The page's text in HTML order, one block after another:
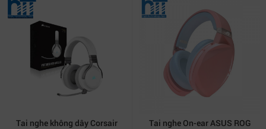
Tai nghe không dây Corsair
Tai nghe On-ear ASUS ROG